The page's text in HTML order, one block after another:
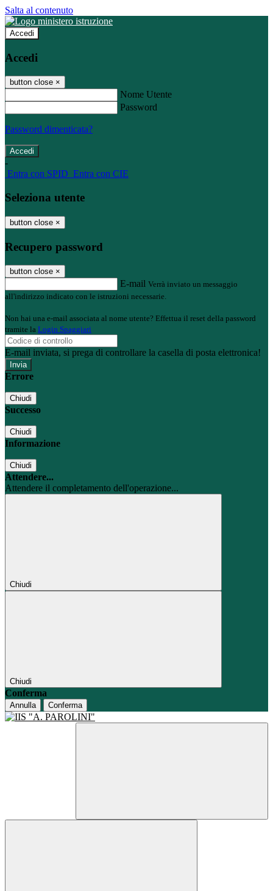
Salta al contenuto
Accedi
Accedi
button close ×
Nome Utente
Password
Password dimenticata?
-
Entra con SPID Entra con CIE
Seleziona utente
button close ×
Recupero password
button close ×
E-mail Verrà inviato un messaggio
all'indirizzo indicato con le istruzioni necessarie.
Non hai una e-mail associata al nome utente? Effettua il reset della password
tramite la Login Spaggiari
E-mail inviata, si prega di controllare la casella di posta elettronica!
Errore
Chiudi
Successo
Chiudi
Informazione
Chiudi
Attendere...
Attendere il completamento dell'operazione...
Chiudi
Chiudi
Conferma
Annulla Conferma